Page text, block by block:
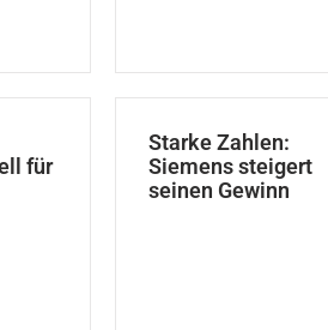
für
Starke Zahlen:
Siemens steigert
seinen Gewinn